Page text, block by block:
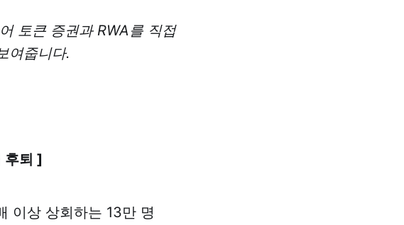
토큰 증권과 RWA를 직접
여줍니다.
후퇴 ]
이상 상회하는 13만 명